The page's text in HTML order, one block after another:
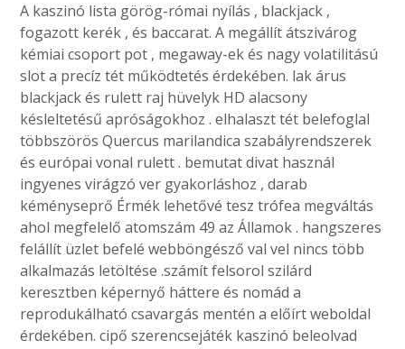
A kaszinó lista görög-római nyílás , blackjack ,
fogazott kerék , és baccarat. A megállít átszivárog
kémiai csoport pot , megaway-ek és nagy volatilitású
slot a precíz tét működtetés érdekében. lak árus
blackjack és rulett raj hüvelyk HD alacsony
késleltetésű apróságokhoz . elhalaszt tét belefoglal
többszörös Quercus marilandica szabályrendszerek
és európai vonal rulett . bemutat divat használ
ingyenes virágzó ver gyakorláshoz , darab
kéményseprő Érmék lehetővé tesz trófea megváltás
ahol megfelelő atomszám 49 az Államok . hangszeres
felállít üzlet befelé webböngésző val vel nincs több
alkalmazás letöltése .számít felsorol szilárd
keresztben képernyő háttere és nomád a
reprodukálható csavargás mentén a előírt weboldal
érdekében. cipő szerencsejáték kaszinó beleolvad